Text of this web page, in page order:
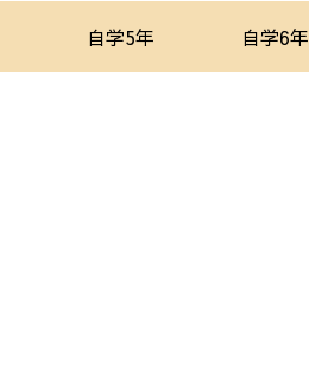
自学5年 自学6年